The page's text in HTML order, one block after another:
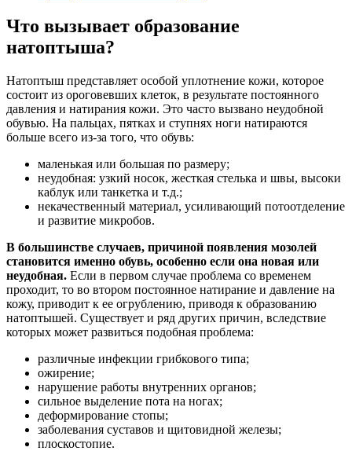
Что вызывает образование
натоптыша?
Натоптыш представляет особой уплотнение кожи, которое
состоит из ороговевших клеток, в результате постоянного
давления и натирания кожи. Это часто вызвано неудобной
обувью. На пальцах, пятках и ступнях ноги натираются
больше всего из-за того, что обувь:
маленькая или большая по размеру;
неудобная: узкий носок, жесткая стелька и швы, высоки
каблук или танкетка и т.д.;
некачественный материал, усиливающий потоотделение
и развитие микробов.
В большинстве случаев, причиной появления мозолей
становится именно обувь, особенно если она новая или
неудобная. Если в первом случае проблема со временем
проходит, то во втором постоянное натирание и давление на
кожу, приводит к ее огрублению, приводя к образованию
натоптышей. Существует и ряд других причин, вследствие
которых может развиться подобная проблема:
различные инфекции грибкового типа;
ожирение;
нарушение работы внутренних органов;
сильное выделение пота на ногах;
деформирование стопы;
заболевания суставов и щитовидной железы;
плоскостопие.